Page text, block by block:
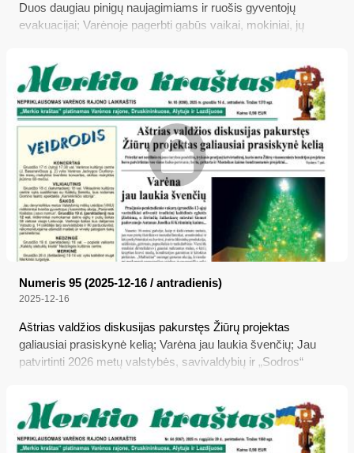
Duos daugiau pinigų naujagimiams ir ruošis gyventojų
evakuacijai; Varėnoje pagerbti gabūs vaikai, mokiniai, jų
šimtametes tradicijas
Numeris 95 (2025-12-16 / antradienis)
2025-12-16
Aštrias valdžios diskusijas pakurstęs Žiūrų projektas
galiausiai prasiskynė kelią; Varėna jau laukia švenčių; Jau
patvirtinti 2026 metų valstybės, savivaldybių ir „Sodros“
laimėtojai